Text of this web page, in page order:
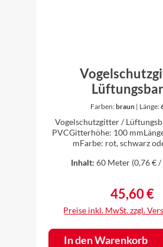
Lüftungsgitter
100 mm 5 m +
Farben:braun | Länge:
Vogelschutzgitter /
PVCGitterhöhe: 100
mFarbe: rot, schwarz
Inhalt: 60 Meter (0,76 €
Regulärer
45,60 €
Preise inkl. MwSt. zzgl.
In den Warenkorb